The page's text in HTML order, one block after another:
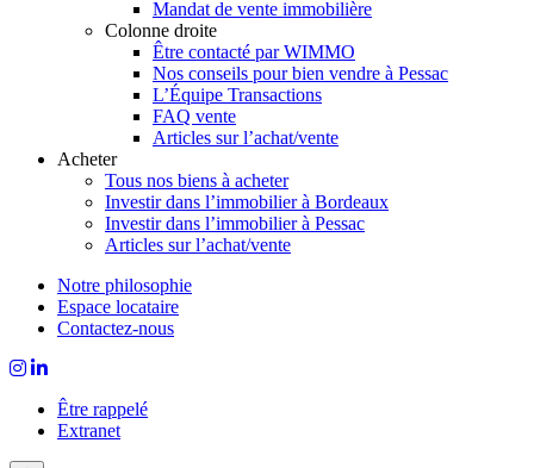
Mandat de vente immobilière
Colonne droite
Être contacté par WIMMO
Nos conseils pour bien vendre à Pessac
L’Équipe Transactions
FAQ vente
Articles sur l’achat/vente
Acheter
Tous nos biens à acheter
Investir dans l’immobilier à Bordeaux
Investir dans l’immobilier à Pessac
Articles sur l’achat/vente
Notre philosophie
Espace locataire
Contactez-nous
Être rappelé
Extranet